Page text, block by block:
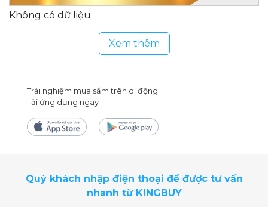
Máy massage
Sức khoẻ - sắc đẹp
CALIFIT Đồng ý
15 triệu - 20 triệu
Không có dữ liệu
Xem thêm
Trải nghiệm mua sắm trên di động
Tải ứng dụng ngay
Quý khách nhập điện thoại để được tư vấn
nhanh từ KINGBUY